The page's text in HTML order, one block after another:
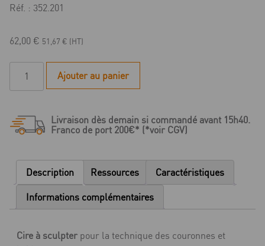
Réf. : 352.201
62,00 € 51,67 € (HT)
sculpter
dure
en
plaques
-
Ajouter au panier
Livraison dès demain si commandé avant 15h40.
Franco de port 200€* (*voir CGV)
Description Ressources Caractéristiques
Informations complémentaires
Cire à sculpter pour la technique des couronnes et